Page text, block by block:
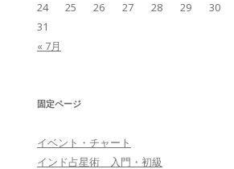
« 7月
24
25 26 27 28 29
30
31
固定ページ
イベント・チャート
インド占星術 入門・初級